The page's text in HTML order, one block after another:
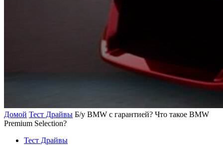
Домой Тест Драйвы Б/у BMW с гарантией? Что такое BMW
Premium Selection?
Тест Драйвы